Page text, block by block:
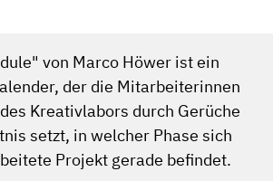
von Marco Höwer ist ein
der die Mitarbeiterinnen
Kreativlabors durch Gerüche
setzt, in welcher Phase sich
Projekt gerade befindet.